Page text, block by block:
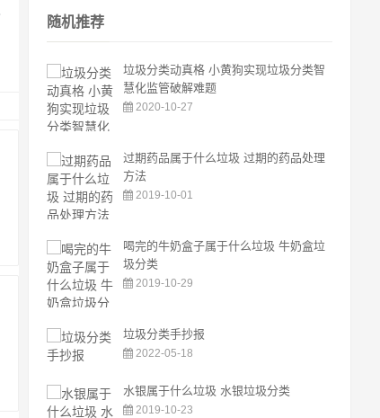
随机推荐
垃圾分类动真格 小黄狗实现垃圾分类智
慧化监管破解难题
2020-10-27
过期药品属于什么垃圾 过期的药品处理
方法
2019-10-01
喝完的牛奶盒子属于什么垃圾 牛奶盒垃
圾分类
2019-10-29
垃圾分类手抄报
2022-05-18
水银属于什么垃圾 水银垃圾分类
2019-10-23